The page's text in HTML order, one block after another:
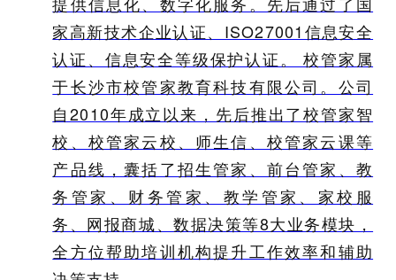
家高新技术企业认证、ISO27001信息安全
认证、信息安全等级保护认证。 校管家属
于长沙市校管家教育科技有限公司。公司
自2010年成立以来，先后推出了校管家智
校、校管家云校、师生信、校管家云课等
产品线，囊括了招生管家、前台管家、教
务管家、财务管家、教学管家、家校服
务、网报商城、数据决策等8大业务模块，
全方位帮助培训机构提升工作效率和辅助